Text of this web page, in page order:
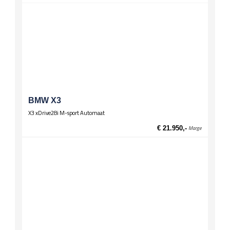
BMW X3
X3 xDrive28i M-sport Automaat
€ 21.950,- Marge